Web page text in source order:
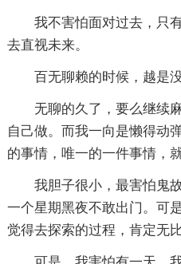
我不害怕面对过去，只
去直视未来。
百无聊赖的时候，越是
无聊的久了，要么继续
自己做。而我一向是懒得动
的事情，唯一的一件事情，
我胆子很小，最害怕鬼
一个星期黑夜不敢出门。可
觉得去探索的过程，肯定无比